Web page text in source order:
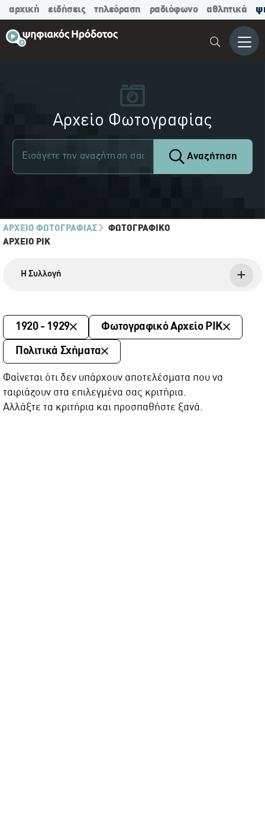
αρχική ειδήσεις τηλεόραση ραδιόφωνο αθλητικά
Μενού
Αρχείο Φωτογραφίας
Αναζήτηση
ΑΡΧΕΙΟ ΦΩΤΟΓΡΑΦΙΑΣ
ΦΩΤΟΓΡΑΦΙΚΌ
ΑΡΧΕΊΟ ΡΙΚ
Η Συλλογή
1920 - 1929 Φωτογραφικό Αρχείο ΡΙΚ
Πολιτικά Σχήματα
Φαίνεται ότι δεν υπάρχουν αποτελέσματα που να
ταιριάζουν στα επιλεγμένα σας κριτήρια.
Αλλάξτε τα κριτήρια και προσπαθήστε ξανά.